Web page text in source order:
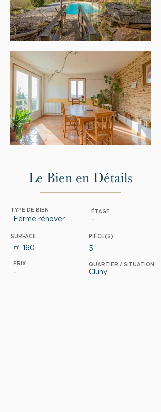
Le Bien en Détails
TYPE DE BIEN
Ferme rénover
ÉTAGE
-
SURFACE
㎡ 160
PIÈCE(S)
5
PRIX QUARTIER / SITUATION
- Cluny